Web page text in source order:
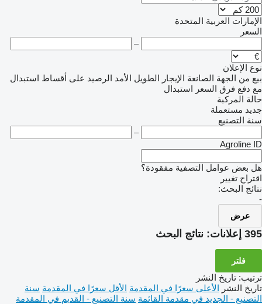
الإمارات العربية المتحدة
السعر
–
نوع الإعلان
بيع من الجهة الصانعة الإيجار الطويل الأمد الرصيد على أقساط استبدال
مع دفع فرق السعر استبدال
حالة المركبة
جديد مستعملة
سنة التصنيع
–
Agroline ID
هل بعض عوامل التصفية مفقودة؟
اقتراح تغيير
نتائج البحث:
-
عرض
395 إعلانات: نتائج البحث
فلتر
ترتيب: تاريخ النشر
تاريخ النشر الأعلى سعرًا في المقدمة الأقل سعرًا في المقدمة سنة
التصنيع - الجديد في مقدمة القائمة سنة التصنيع - القديم في المقدمة